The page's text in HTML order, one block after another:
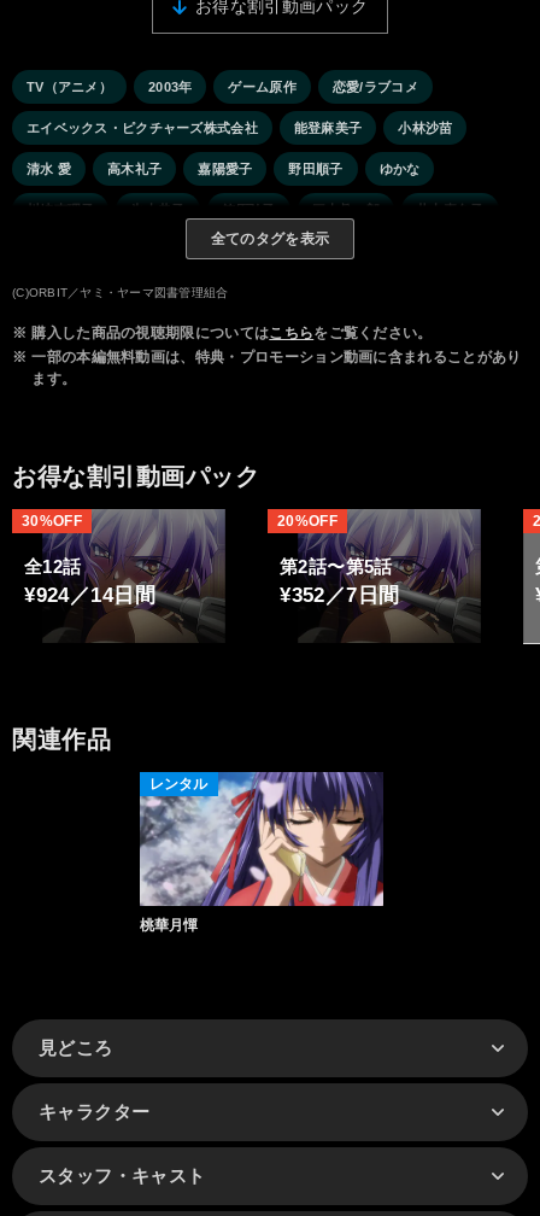
お得な割引動画パック
TV（アニメ） 2003年 ゲーム原作 恋愛/ラブコメ
エイベックス・ピクチャーズ株式会社 能登麻美子 小林沙苗
清水 愛 高木礼子 嘉陽愛子 野田順子 ゆかな
川崎恵理子 氷上恭子 笠原弘子 三木眞一郎 井上喜久子
全てのタグを表示
(C)ORBIT／ヤミ・ヤーマ図書管理組合
※ 購入した商品の視聴期限についてはこちらをご覧ください。
※ 一部の本編無料動画は、特典・プロモーション動画に含まれることがあり
ます。
お得な割引動画パック
全12話
¥924／14日間
30%OFF
第2話〜第5話
¥352／7日間
20%OFF
関連作品
レンタル
桃華月憚
見どころ
キャラクター
スタッフ・キャスト